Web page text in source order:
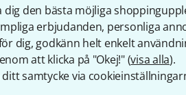
dig den bästa möjliga
erbjudanden, personliga
dig, godkänn helt enkelt
att klicka på "Okej!" (visa alla).
samtycke via